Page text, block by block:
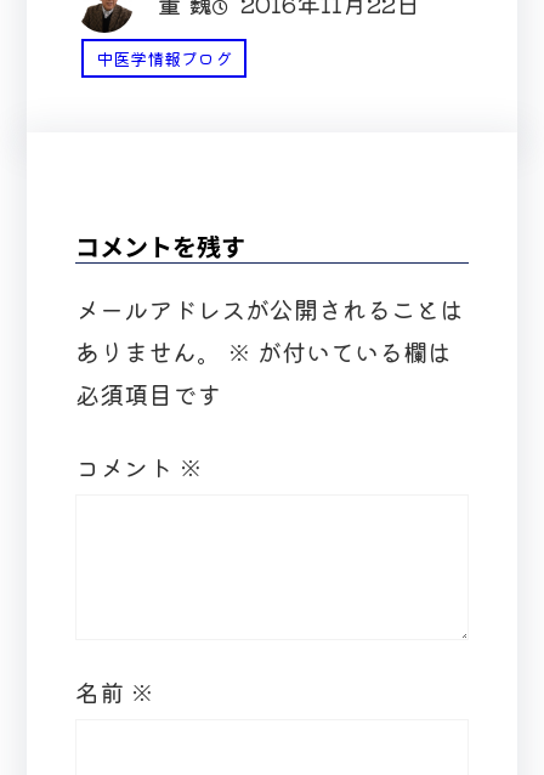
中医学情報ブログ
コメントを残す
メールアドレスが公開されることは
ありません。
※ が付いている欄は
必須項目です
コメント ※
名前 ※